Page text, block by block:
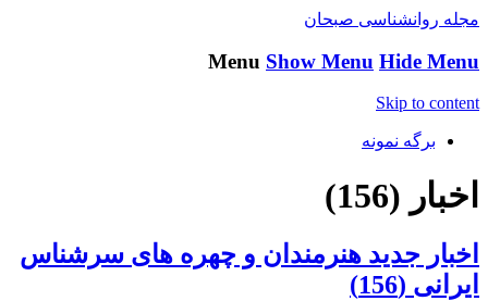
مجله روانشناسی صبحان
Menu Show Menu Hide Menu
Skip to content
برگه نمونه
اخبار (156)
اخبار جدید هنرمندان و چهره های سرشناس
ایرانی (156)